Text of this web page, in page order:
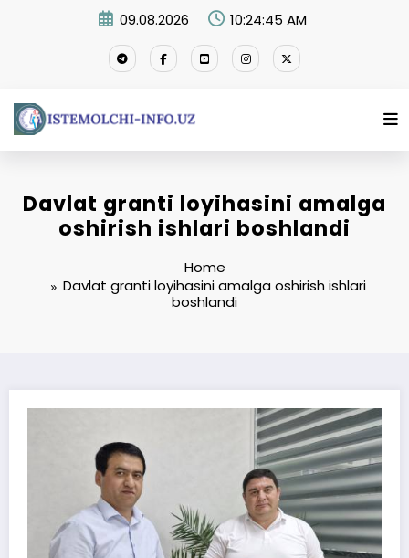
09.08.2026 10:24:45 AM
Davlat granti loyihasini amalga
oshirish ishlari boshlandi
Home
Davlat granti loyihasini amalga oshirish ishlari
boshlandi